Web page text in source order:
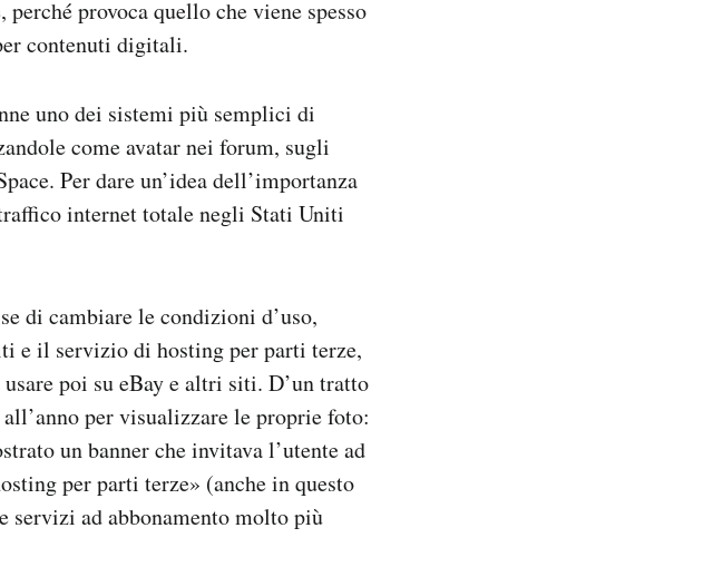
provoca quello che viene spesso
contenuti digitali.
uno dei sistemi più semplici di
come avatar nei forum, sugli
Per dare un’idea dell’importanza
internet totale negli Stati Uniti
di cambiare le condizioni d’uso,
e il servizio di hosting per parti terze,
poi su eBay e altri siti. D’un tratto
per visualizzare le proprie foto:
un banner che invitava l’utente ad
per parti terze» (anche in questo
servizi ad abbonamento molto più